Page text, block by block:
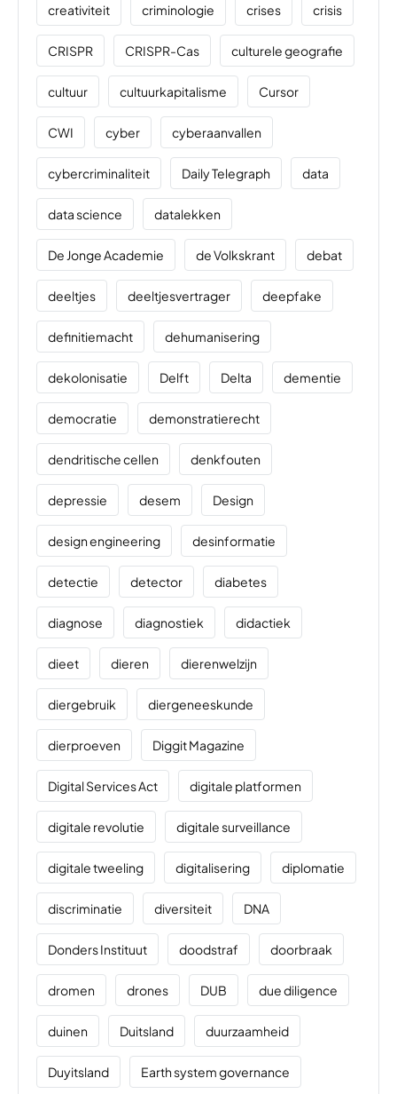
creativiteit criminologie crises crisis
CRISPR CRISPR-Cas culturele geografie
cultuur cultuurkapitalisme Cursor
CWI cyber cyberaanvallen
cybercriminaliteit Daily Telegraph data
data science datalekken
De Jonge Academie de Volkskrant debat
deeltjes deeltjesvertrager deepfake
definitiemacht dehumanisering
dekolonisatie Delft Delta dementie
democratie demonstratierecht
dendritische cellen denkfouten
depressie desem Design
design engineering desinformatie
detectie detector diabetes
diagnose diagnostiek didactiek
dieet dieren dierenwelzijn
diergebruik diergeneeskunde
dierproeven Diggit Magazine
Digital Services Act digitale platformen
digitale revolutie digitale surveillance
digitale tweeling digitalisering diplomatie
discriminatie diversiteit DNA
Donders Instituut doodstraf doorbraak
dromen drones DUB due diligence
duinen Duitsland duurzaamheid
Duyitsland Earth system governance